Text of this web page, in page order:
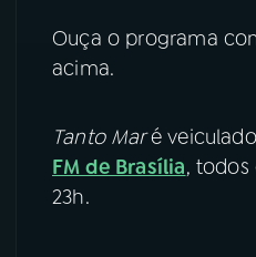
Ouça o programa
acima.
Tanto Maré
FM de Brasília, todos
23h.